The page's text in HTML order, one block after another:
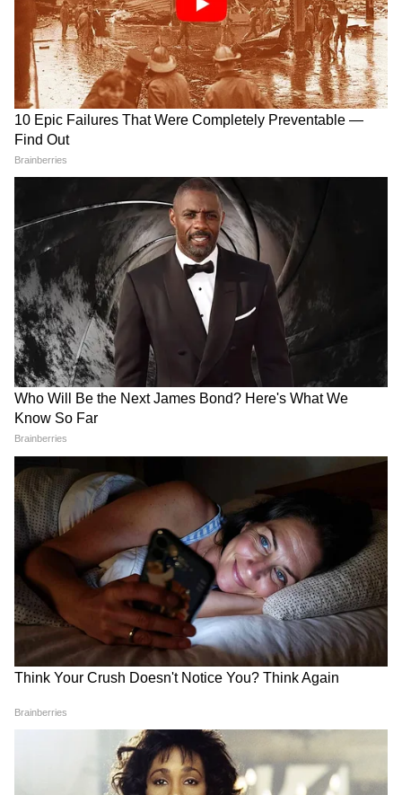
होटल मालिक लवकेश बजाज की गिरफ्तारी के बाद अब
पुलिस की टीमें एक और रहस्यमयी शख्स की तलाश में
रात-दिन छापेमारी कर रही हैं। यह शख्स कोई और नहीं,
बल्कि होटल का सीनियर अकाउंटेंट जय मिश्रा है। जय
मिश्रा पिछले 15 सालों से मालिक लवकेश बजाज का
सबसे वफादार और पुराना सहयोगी रहा है।
हादसे के दिन से ही मिश्रा अपने सारे मोबाइल फोन बंद
करके अंडरग्राउंड हो चुका है। एक रिपोर्ट के मुताबिक,
पुलिस को जब्त किए गए कई संदिग्ध वित्तीय दस्तावेजों में
जय मिश्रा के हस्ताक्षर मिले हैं। जांचकर्ताओं का मानना है
कि होटल के अवैध कंस्ट्रक्शन, स्टाफ मैनेजमेंट, घूसखोरी
और सुरक्षा नियमों के उल्लंघन के सारे सीक्रेट्स जय मिश्रा
के दिमाग में दफन हैं। पुलिस रसोइए के बयानों को
फोरेंसिक और फायर डिपार्टमेंट की रिपोर्ट से क्रॉस-वेरिफाई
कर रही है, और जल्द ही इस मामले में कई अन्य रसूखदार
लोग भी सलाखों के पीछे नजर आ सकते हैं।